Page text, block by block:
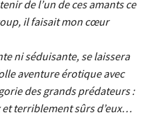
de l’un de ces amants ce
il faisait mon cœur
ni séduisante, se laissera
aventure érotique avec
des grands prédateurs :
et terriblement sûrs d’eux…